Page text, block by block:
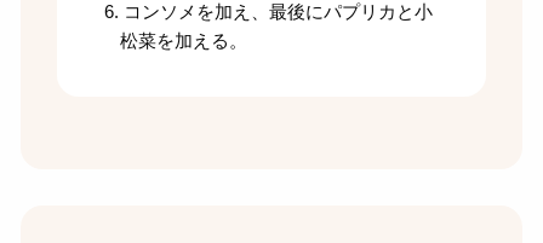
コンソメを加え、最後にパプリカと小
松菜を加える。